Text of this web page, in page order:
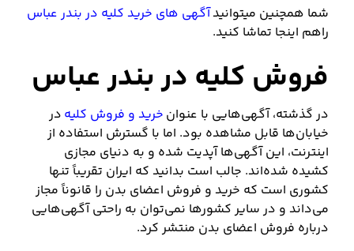
شما همچنین میتوانیدآگهی های خرید کلیه در بندر عباس
راهم اینجا تماشا کنید.
فروش کلیه در بندر عباس
در گذشته، آگهی‌هایی با عنوان خرید و فروش کلیه در
خیابان‌ها قابل مشاهده بود. اما با گسترش استفاده از
اینترنت، این آگهی‌ها آپدیت شده و به دنیای مجازی
کشیده شده‌اند. جالب است بدانید که ایران تقریباً تنها
کشوری است که خرید و فروش اعضای بدن را قانوناً مجاز
می‌داند و در سایر کشورها نمی‌توان به راحتی آگهی‌هایی
درباره فروش اعضای بدن منتشر کرد.